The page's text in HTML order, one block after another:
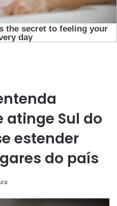
atinge Sul do
estender
do país